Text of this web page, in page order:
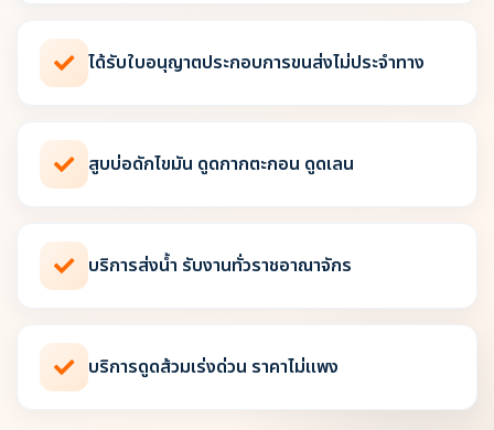
ได้รับใบอนุญาตประกอบการขนส่งไม่ประจำทาง
สูบบ่อดักไขมัน ดูดกากตะกอน ดูดเลน
บริการส่งน้ำ รับงานทั่วราชอาณาจักร
บริการดูดส้วมเร่งด่วน ราคาไม่แพง